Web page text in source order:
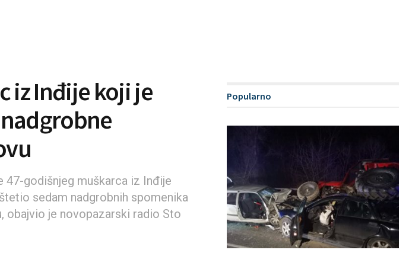
iz Inđije koji je
47-godišnjeg muškarca iz Inđije
sedam nadgrobnih spomenika
obajvio je novopazarski radio Sto
Popularno